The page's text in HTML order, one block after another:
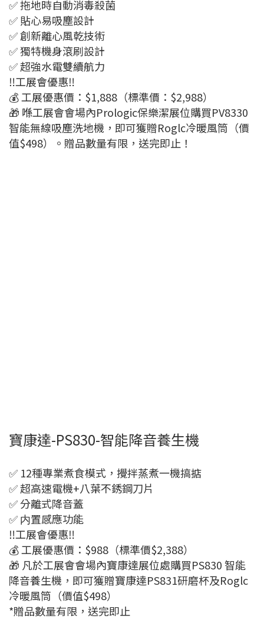
✅ 拖地時自動消毒殺菌
✅ 貼心易吸塵設計
✅ 創新離心風乾技術
✅ 獨特機身滾刷設計
✅ 超強水電雙續航力
‼️工展會優惠‼️
💰 工展優惠價：$1,888（標準價：$2,988）
🎁 喺工展會會場內Prologic保樂潔展位購買PV8330
智能無線吸塵洗地機，即可獲贈Roglc冷暖風筒（價
值$498）。贈品數量有限，送完即止！
寶康達-PS830-智能降音養生機
✅ 12種專業煮食模式，攪拌蒸煮一機搞掂
✅ 超高速電機+八葉不銹鋼刀片
✅ 分離式降音蓋
✅ 内置感應功能
‼️工展會優惠‼️
💰 工展優惠價：$988（標準價$2,388）
🎁 凡於工展會會場內寶康達展位處購買PS830 智能
降音養生機，即可獲贈寶康達PS831研磨杯及Roglc
冷暖風筒（價值$498）
*贈品數量有限，送完即止